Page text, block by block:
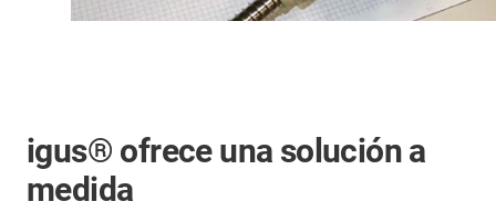
igus® ofrece una solución a
medida